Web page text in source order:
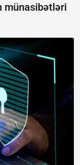
münasibətləri